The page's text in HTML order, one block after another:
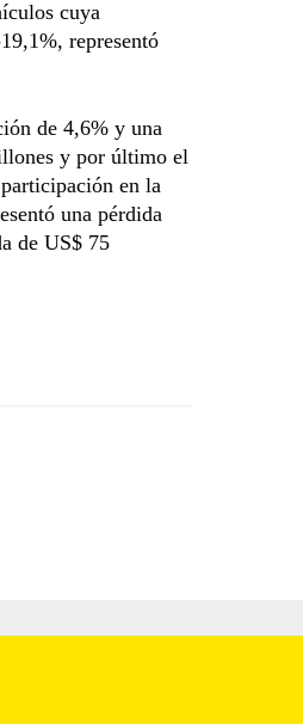
cuya
representó
de 4,6% y una
y por último el
en la
una pérdida
de US$ 75